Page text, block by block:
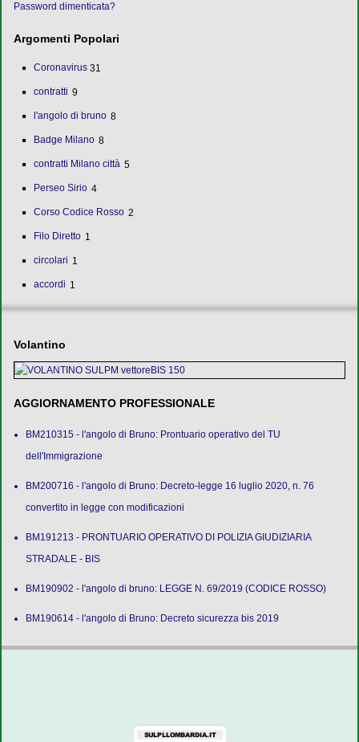
Password dimenticata?
Argomenti Popolari
Coronavirus 31
contratti 9
l'angolo di bruno 8
Badge Milano 8
contratti Milano città 5
Perseo Sirio 4
Corso Codice Rosso 2
Filo Diretto 1
circolari 1
accordi 1
Volantino
AGGIORNAMENTO PROFESSIONALE
BM210315 - l'angolo di Bruno: Prontuario operativo del TU
dell'Immigrazione
BM200716 - l'angolo di Bruno: Decreto-legge 16 luglio 2020, n. 76
convertito in legge con modificazioni
BM191213 - PRONTUARIO OPERATIVO DI POLIZIA GIUDIZIARIA
STRADALE - BIS
BM190902 - l'angolo di bruno: LEGGE N. 69/2019 (CODICE ROSSO)
BM190614 - l'angolo di Bruno: Decreto sicurezza bis 2019